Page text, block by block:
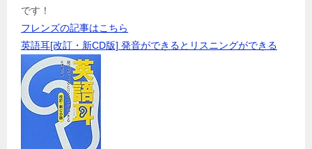
です！
フレンズの記事はこちら
英語耳[改訂・新CD版] 発音ができるとリスニングができる